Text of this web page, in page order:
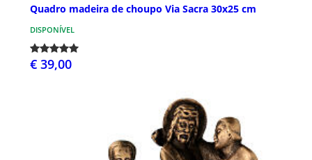
Quadro madeira de choupo Via Sacra 30x25 cm
DISPONÍVEL
€ 39,00